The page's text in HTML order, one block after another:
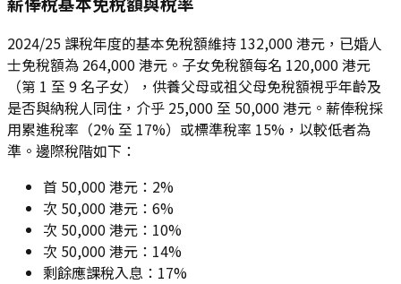
2024/25 課稅年度的基本免稅額維持 132,000 港元，已婚人
士免稅額為 264,000 港元。子女免稅額每名 120,000 港元
（第 1 至 9 名子女），供養父母或祖父母免稅額視乎年齡及
是否與納稅人同住，介乎 25,000 至 50,000 港元。薪俸稅採
用累進稅率（2% 至 17%）或標準稅率 15%，以較低者為
準。邊際稅階如下：
首 50,000 港元：2%
次 50,000 港元：6%
次 50,000 港元：10%
次 50,000 港元：14%
剩餘應課稅入息：17%